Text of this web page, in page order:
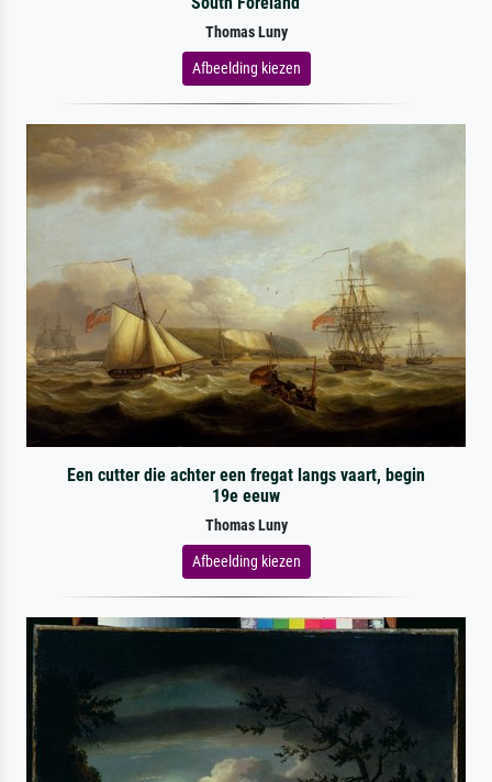
Thomas Luny
Afbeelding kiezen
Een cutter die achter een fregat langs vaart, begin
19e eeuw
Thomas Luny
Afbeelding kiezen